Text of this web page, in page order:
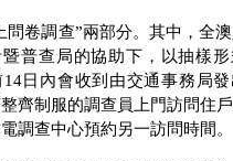
卷調查”兩部分。其中，全
普查局的協助下，以抽樣形
14日內會收到由交通事務局
齊制服的調查員上門訪問住
調查中心預約另一訪問時間。